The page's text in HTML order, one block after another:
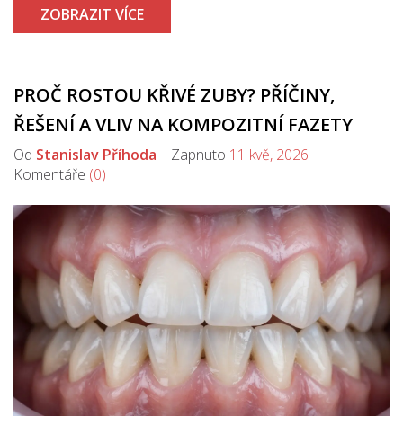
ZOBRAZIT VÍCE
PROČ ROSTOU KŘIVÉ ZUBY? PŘÍČINY,
ŘEŠENÍ A VLIV NA KOMPOZITNÍ FAZETY
Od Stanislav Příhoda Zapnuto 11 kvě, 2026
Komentáře (0)